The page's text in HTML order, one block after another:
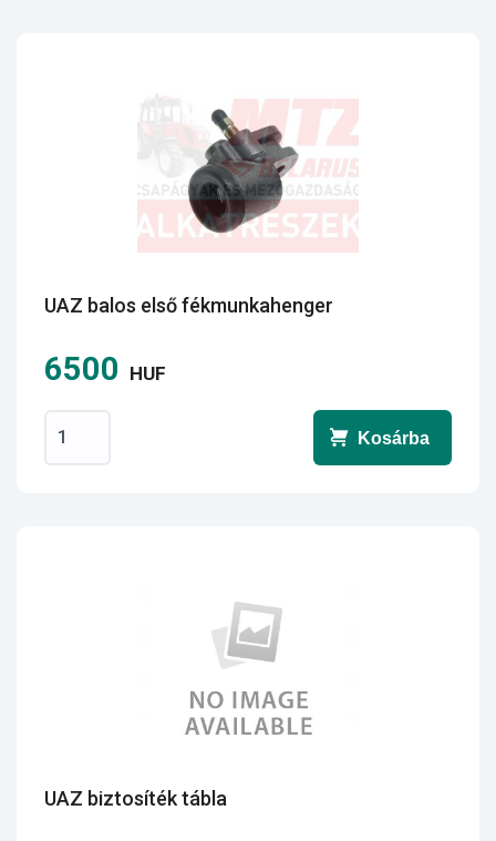
UAZ balos első fékmunkahenger
6500 HUF
Kosárba
UAZ biztosíték tábla